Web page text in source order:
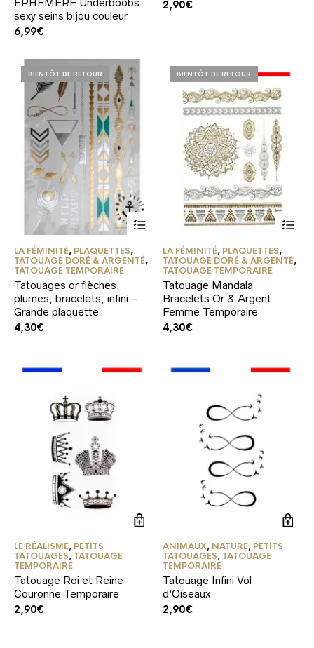
être
produit
ÉPHÉMÈRE Underboobs
sexy seins bijou couleur
6,99€
2,90€
BIENTÔT DE RETOUR
LA FÉMINITÉ, PLAQUETTES,
TATOUAGE DORÉ & ARGENTÉ,
TATOUAGE TEMPORAIRE
Tatouages or flèches,
plumes, bracelets, infini –
Grande plaquette
4,30€
BIENTÔT DE RETOUR
LA FÉMINITÉ, PLAQUETTES,
TATOUAGE DORÉ & ARGENTÉ,
TATOUAGE TEMPORAIRE
Tatouage Mandala
Bracelets Or & Argent
Femme Temporaire
4,30€
LE RÉALISME, PETITS
TATOUAGES, TATOUAGE
TEMPORAIRE
Tatouage Roi et Reine
Couronne Temporaire
2,90€
ANIMAUX, NATURE, PETITS
TATOUAGES, TATOUAGE
TEMPORAIRE
Tatouage Infini Vol
d’Oiseaux
2,90€